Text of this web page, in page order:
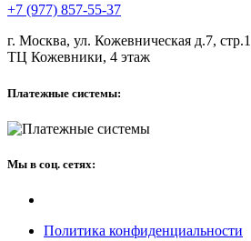
+7 (977) 857-55-37
г. Москва, ул. Кожевническая д.7, стр.1
ТЦ Кожевники, 4 этаж
Платежные системы:
Мы в соц. сетях:
Политика конфиденциальности